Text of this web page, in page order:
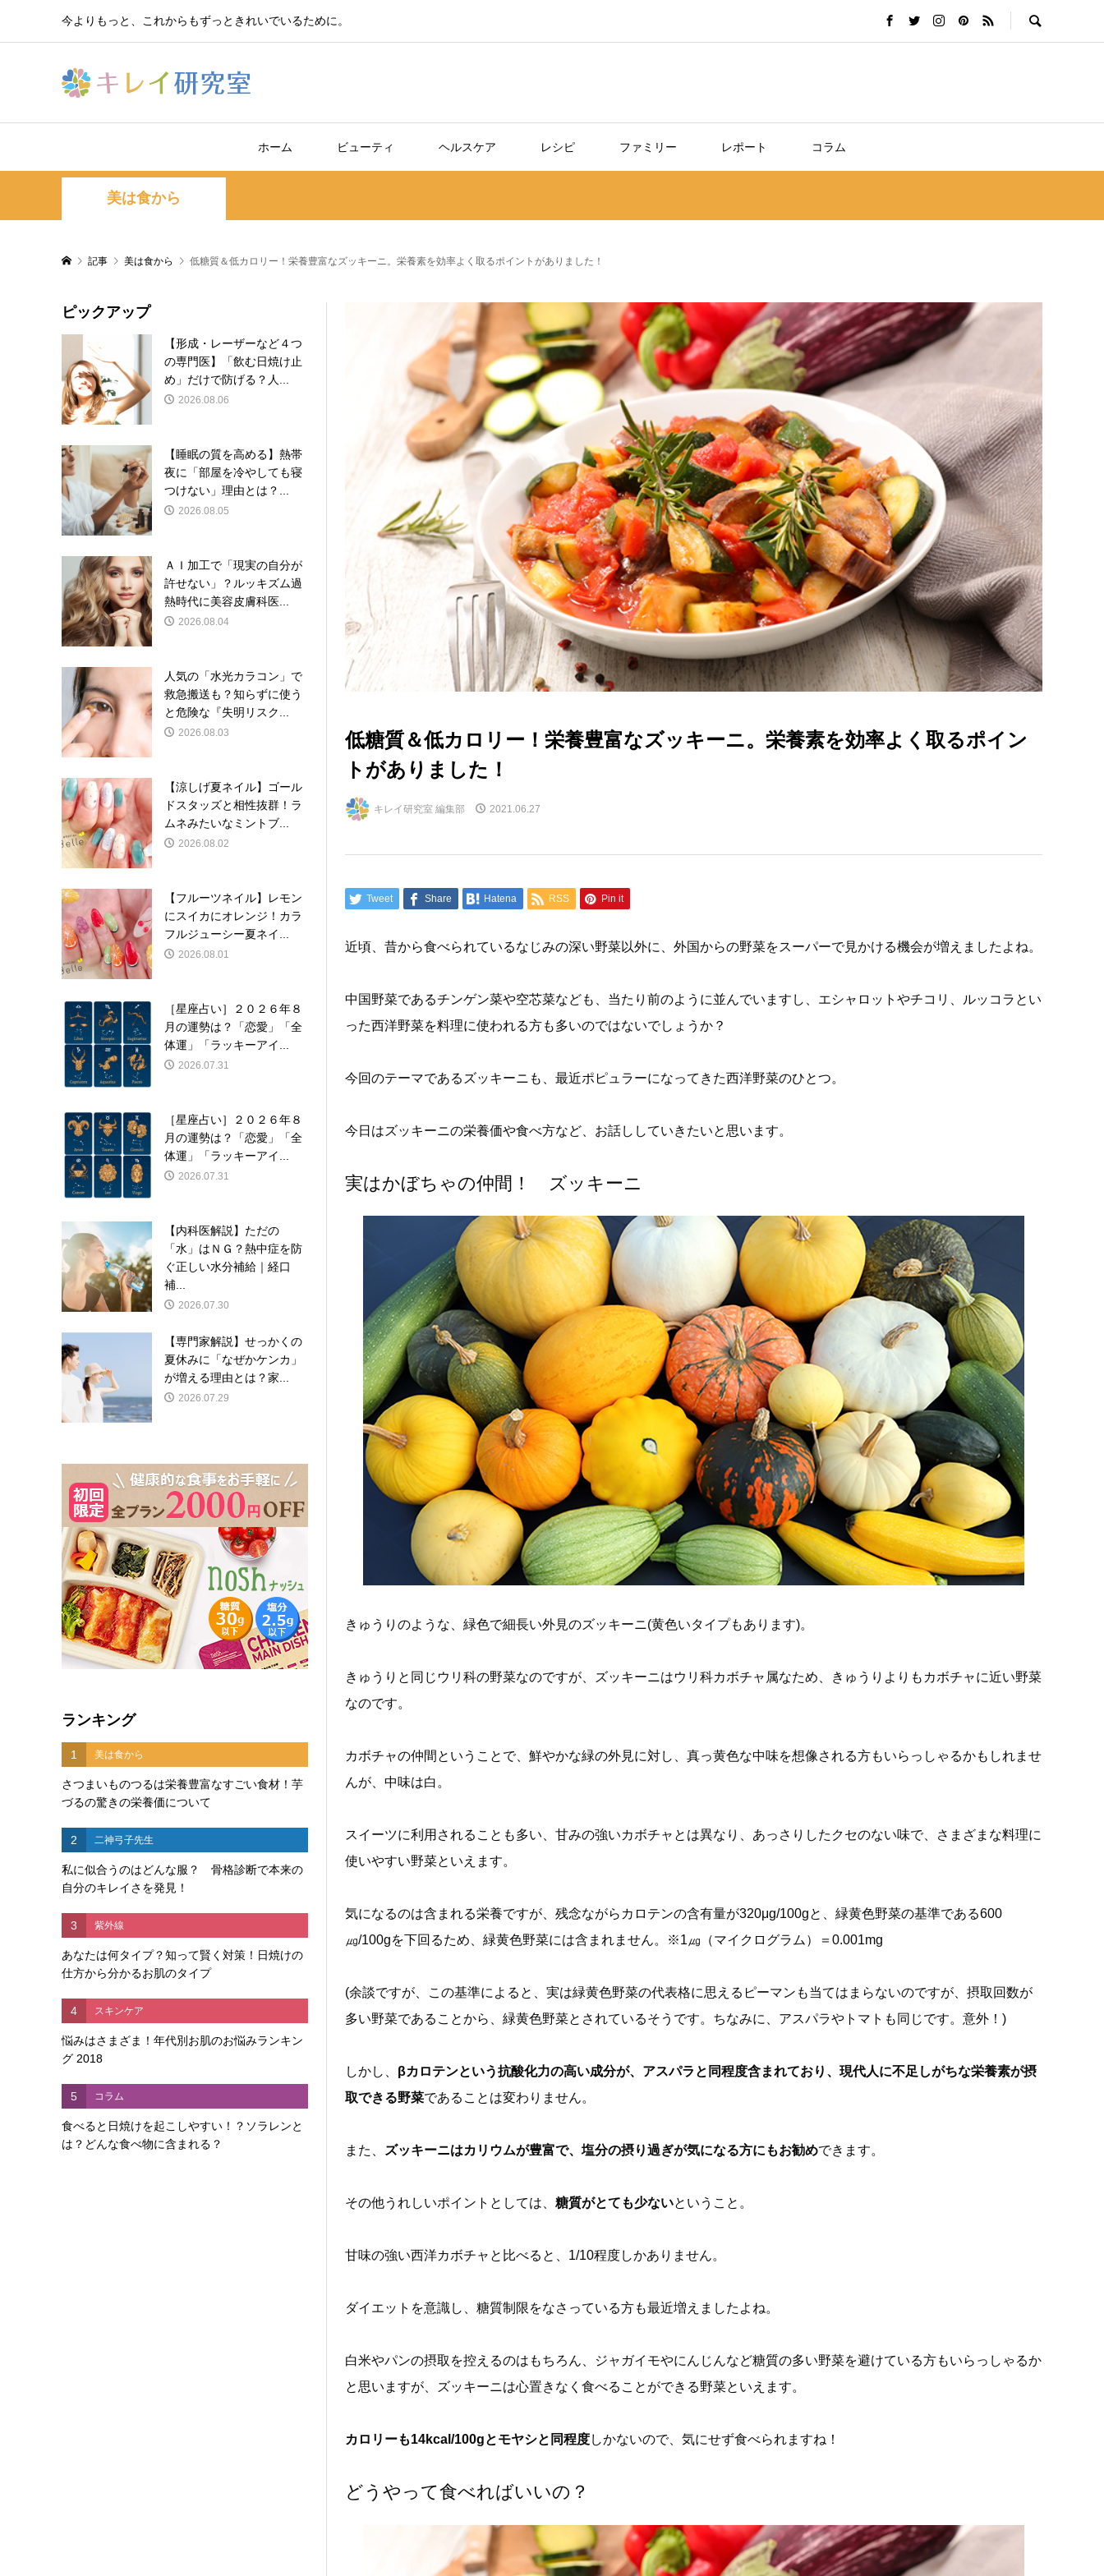
今よりもっと、これからもずっときれいでいるために。
ホーム ビューティ ヘルスケア レシピ ファミリー レポート コラム
美は食から
記事 美は食から 低糖質＆低カロリー！栄養豊富なズッキーニ。栄養素を効率よく取るポイントがありました！
低糖質＆低カロリー！栄養豊富なズッキーニ。栄養素を効率よく取るポイン
トがありました！
キレイ研究室 編集部 2021.06.27
Tweet Share Hatena RSS Pin it
近頃、昔から食べられているなじみの深い野菜以外に、外国からの野菜をスーパーで見かける機会が増えましたよね。
中国野菜であるチンゲン菜や空芯菜なども、当たり前のように並んでいますし、エシャロットやチコリ、ルッコラとい
った西洋野菜を料理に使われる方も多いのではないでしょうか？
今回のテーマであるズッキーニも、最近ポピュラーになってきた西洋野菜のひとつ。
今日はズッキーニの栄養価や食べ方など、お話ししていきたいと思います。
実はかぼちゃの仲間！ ズッキーニ
きゅうりのような、緑色で細長い外見のズッキーニ(黄色いタイプもあります)。
きゅうりと同じウリ科の野菜なのですが、ズッキーニはウリ科カボチャ属なため、きゅうりよりもカボチャに近い野菜
なのです。
カボチャの仲間ということで、鮮やかな緑の外見に対し、真っ黄色な中味を想像される方もいらっしゃるかもしれませ
んが、中味は白。
スイーツに利用されることも多い、甘みの強いカボチャとは異なり、あっさりしたクセのない味で、さまざまな料理に
使いやすい野菜といえます。
気になるのは含まれる栄養ですが、残念ながらカロテンの含有量が320μg/100gと、緑黄色野菜の基準である600
㎍/100gを下回るため、緑黄色野菜には含まれません。※1㎍（マイクログラム）＝0.001mg
(余談ですが、この基準によると、実は緑黄色野菜の代表格に思えるピーマンも当てはまらないのですが、摂取回数が
多い野菜であることから、緑黄色野菜とされているそうです。ちなみに、アスパラやトマトも同じです。意外！)
しかし、 βカロテンという抗酸化力の高い成分が、アスパラと同程度含まれており、現代人に不足しがちな栄養素が摂
取できる野菜であることは変わりません。
また、 ズッキーニはカリウムが豊富で、塩分の摂り過ぎが気になる方にもお勧めできます。
その他うれしいポイントとしては、 糖質がとても少ないということ。
甘味の強い西洋カボチャと比べると、1/10程度しかありません。
ダイエットを意識し、糖質制限をなさっている方も最近増えましたよね。
白米やパンの摂取を控えるのはもちろん、ジャガイモやにんじんなど糖質の多い野菜を避けている方もいらっしゃるか
と思いますが、ズッキーニは心置きなく食べることができる野菜といえます。
カロリーも14kcal/100gとモヤシと同程度しかないので、気にせず食べられますね！
どうやって食べればいいの？
ピックアップ
【形成・レーザーなど４つ
の専門医】「飲む日焼け止
め」だけで防げる？人...
2026.08.06
【睡眠の質を高める】熱帯
夜に「部屋を冷やしても寝
つけない」理由とは？...
2026.08.05
ＡＩ加工で「現実の自分が
許せない」？ルッキズム過
熱時代に美容皮膚科医...
2026.08.04
人気の「水光カラコン」で
救急搬送も？知らずに使う
と危険な『失明リスク...
2026.08.03
【涼しげ夏ネイル】ゴール
ドスタッズと相性抜群！ラ
ムネみたいなミントブ...
2026.08.02
【フルーツネイル】レモン
にスイカにオレンジ！カラ
フルジューシー夏ネイ...
2026.08.01
［星座占い］２０２６年８
月の運勢は？「恋愛」「全
体運」「ラッキーアイ...
2026.07.31
［星座占い］２０２６年８
月の運勢は？「恋愛」「全
体運」「ラッキーアイ...
2026.07.31
【内科医解説】ただの
「水」はＮＧ？熱中症を防
ぐ正しい水分補給｜経口
補...
2026.07.30
【専門家解説】せっかくの
夏休みに「なぜかケンカ」
が増える理由とは？家...
2026.07.29
ランキング
1 美は食から
さつまいものつるは栄養豊富なすごい食材！芋
づるの驚きの栄養価について
2 二神弓子先生
私に似合うのはどんな服？ 骨格診断で本来の
自分のキレイさを発見！
3 紫外線
あなたは何タイプ？知って賢く対策！日焼けの
仕方から分かるお肌のタイプ
4 スキンケア
悩みはさまざま！年代別お肌のお悩みランキン
グ 2018
5 コラム
食べると日焼けを起こしやすい！？ソラレンと
は？どんな食べ物に含まれる？